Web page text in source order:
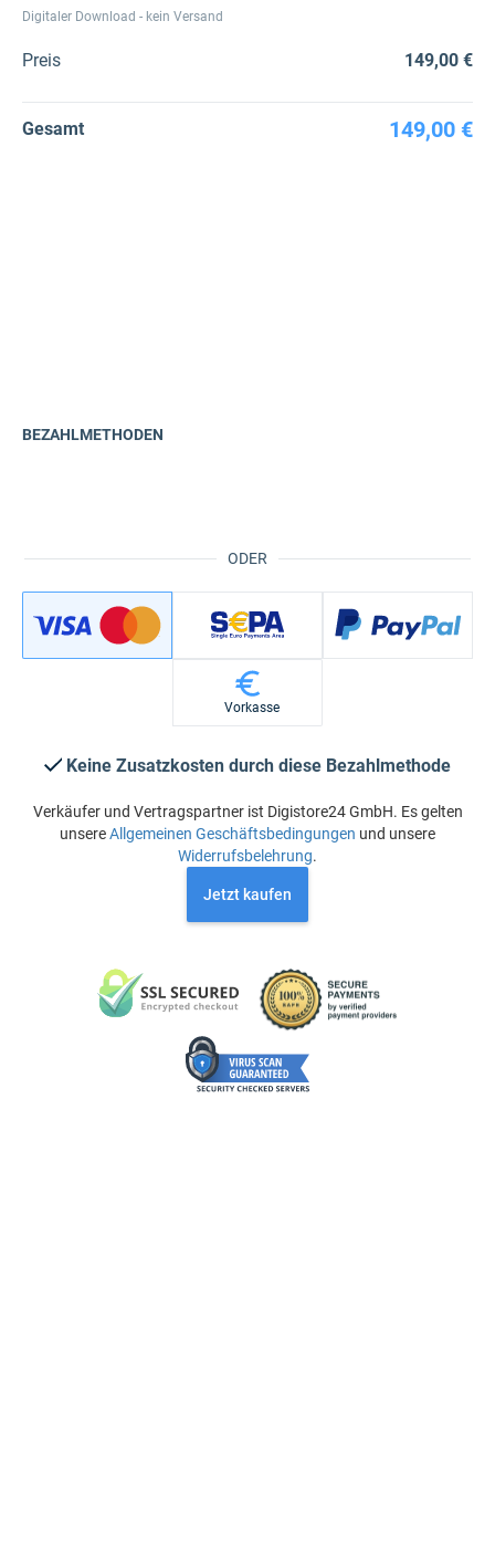
Digitaler Download - kein Versand
Preis 149,00 €
Gesamt 149,00 €
ODER
BEZAHLMETHODEN
Vorkasse
Keine Zusatzkosten durch diese Bezahlmethode
Verkäufer und Vertragspartner ist Digistore24 GmbH. Es gelten
unsereAllgemeinen Geschäftsbedingungen und unsere
Widerrufsbelehrung.
Jetzt kaufen